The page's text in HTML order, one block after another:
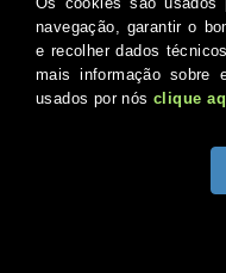
Instagram
Twitter
Canal do
© 2026 Portugal